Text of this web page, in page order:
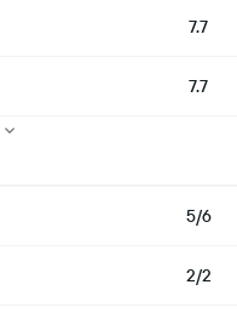
7.7
7.7
5/6
2/2